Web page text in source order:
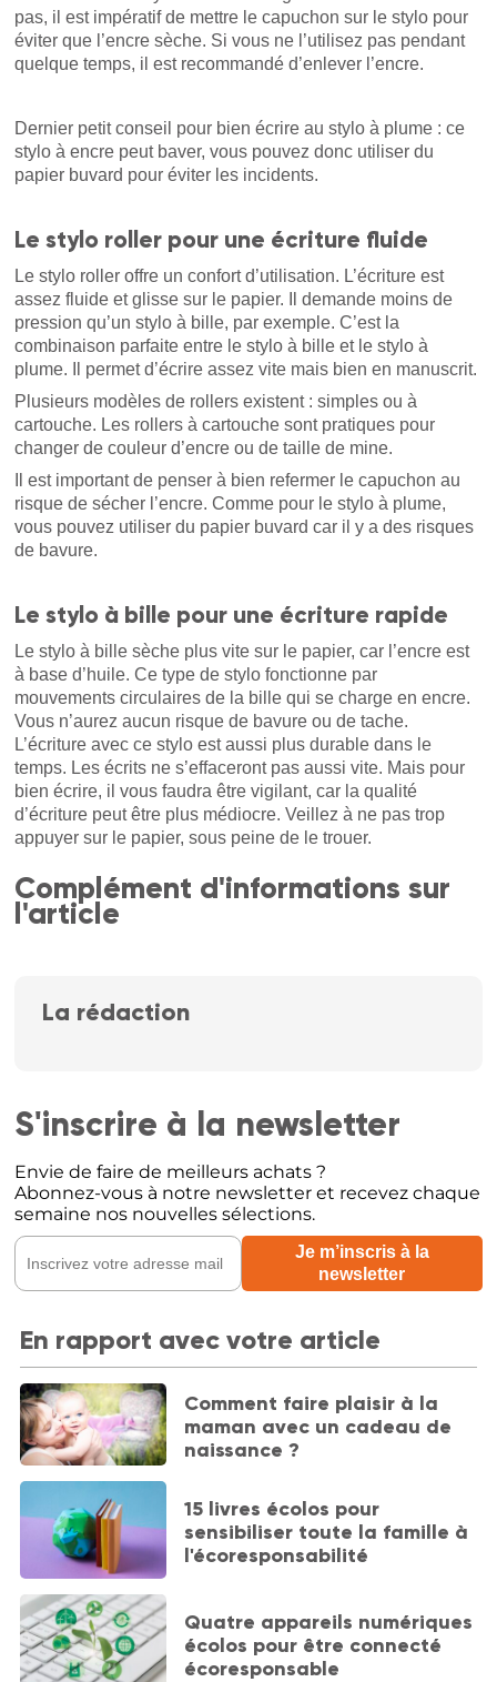
pas, il est impératif de mettre le capuchon sur le stylo pour
éviter que l’encre sèche. Si vous ne l’utilisez pas pendant
quelque temps, il est recommandé d’enlever l’encre.
Dernier petit conseil pour bien écrire au stylo à plume : ce
stylo à encre peut baver, vous pouvez donc utiliser du
papier buvard pour éviter les incidents.
Le stylo roller pour une écriture fluide
Le stylo roller offre un confort d’utilisation. L’écriture est
assez fluide et glisse sur le papier. Il demande moins de
pression qu’un stylo à bille, par exemple. C’est la
combinaison parfaite entre le stylo à bille et le stylo à
plume. Il permet d’écrire assez vite mais bien en manuscrit.
Plusieurs modèles de rollers existent : simples ou à
cartouche. Les rollers à cartouche sont pratiques pour
changer de couleur d’encre ou de taille de mine.
Il est important de penser à bien refermer le capuchon au
risque de sécher l’encre. Comme pour le stylo à plume,
vous pouvez utiliser du papier buvard car il y a des risques
de bavure.
Le stylo à bille pour une écriture rapide
Le stylo à bille sèche plus vite sur le papier, car l’encre est
à base d’huile. Ce type de stylo fonctionne par
mouvements circulaires de la bille qui se charge en encre.
Vous n’aurez aucun risque de bavure ou de tache.
L’écriture avec ce stylo est aussi plus durable dans le
temps. Les écrits ne s’effaceront pas aussi vite. Mais pour
bien écrire, il vous faudra être vigilant, car la qualité
d’écriture peut être plus médiocre. Veillez à ne pas trop
appuyer sur le papier, sous peine de le trouer.
Complément d'informations sur
l'article
La rédaction
S'inscrire à la newsletter
Envie de faire de meilleurs achats ?
Abonnez-vous à notre newsletter et recevez chaque
semaine nos nouvelles sélections.
En rapport avec votre article
Comment faire plaisir à la
maman avec un cadeau de
naissance ?
15 livres écolos pour
sensibiliser toute la famille à
l'écoresponsabilité
Quatre appareils numériques
écolos pour être connecté
écoresponsable